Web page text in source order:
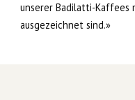
unserer Badilatti-Kaffees
ausgezeichnet sind.»